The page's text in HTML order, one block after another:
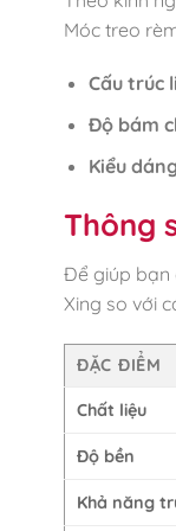
Móc treo
Cấu trúc
Độ bám
Kiểu
Thông
Để giúp bạn
Xing so với
ĐẶC ĐIỂM
Chất liệu
Độ bền
Khả năng